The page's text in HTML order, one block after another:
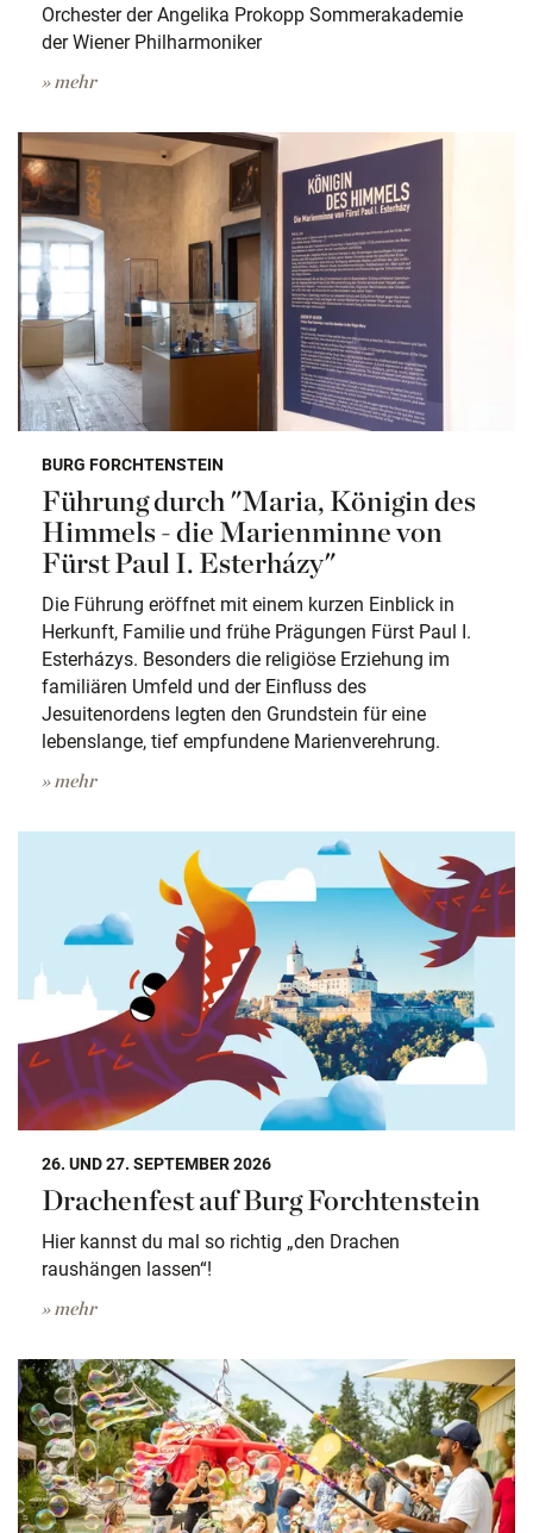
Orchester der Angelika Prokopp Sommerakademie
der Wiener Philharmoniker
» mehr
BURG FORCHTENSTEIN
Führung durch "Maria, Königin des
Himmels - die Marienminne von
Fürst Paul I. Esterházy"
Die Führung eröffnet mit einem kurzen Einblick in
Herkunft, Familie und frühe Prägungen Fürst Paul I.
Esterházys. Besonders die religiöse Erziehung im
familiären Umfeld und der Einfluss des
Jesuitenordens legten den Grundstein für eine
lebenslange, tief empfundene Marienverehrung.
» mehr
26. UND 27. SEPTEMBER 2026
Drachenfest auf Burg Forchtenstein
Hier kannst du mal so richtig „den Drachen
raushängen lassen“!
» mehr